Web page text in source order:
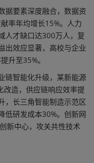
据要素深度融合，数据资
率年均增长15%。人力
人才缺口达300万人，复
出效应显著，高校与企业
升至35%。
链智能化升级，某新能源
造，供应链响应效率提
，长三角智能制造示范区
低研发成本30%。创新网
新中心，攻关共性技术